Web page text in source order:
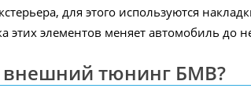
для этого используются
этих элементов меняет автомобиль до
внешний тюнинг БМВ?